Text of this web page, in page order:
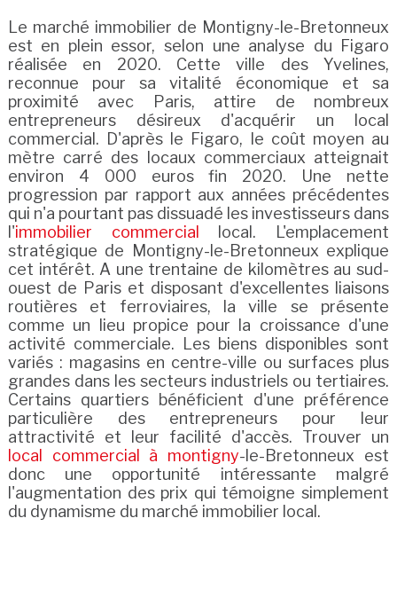
Le marché immobilier de Montigny-le-Bretonneux
est en plein essor, selon une analyse du Figaro
réalisée en 2020. Cette ville des Yvelines,
reconnue pour sa vitalité économique et sa
proximité avec Paris, attire de nombreux
entrepreneurs désireux d'acquérir un local
commercial. D'après le Figaro, le coût moyen au
mètre carré des locaux commerciaux atteignait
environ 4 000 euros fin 2020. Une nette
progression par rapport aux années précédentes
qui n'a pourtant pas dissuadé les investisseurs dans
l'immobilier commercial
local. L'emplacement
stratégique de Montigny-le-Bretonneux explique
cet intérêt. A une trentaine de kilomètres au sud-
ouest de Paris et disposant d'excellentes liaisons
routières et ferroviaires, la ville se présente
comme un lieu propice pour la croissance d'une
activité commerciale. Les biens disponibles sont
variés : magasins en centre-ville ou surfaces plus
grandes dans les secteurs industriels ou tertiaires.
Certains quartiers bénéficient d'une préférence
particulière des entrepreneurs pour leur
attractivité et leur facilité d'accès. Trouver un
local commercial à montigny-le-Bretonneux est
donc une opportunité intéressante malgré
l'augmentation des prix qui témoigne simplement
du dynamisme du marché immobilier local.